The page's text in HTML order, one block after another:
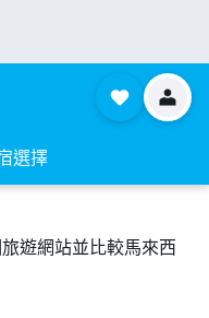
選擇
遊網站並比較馬來西